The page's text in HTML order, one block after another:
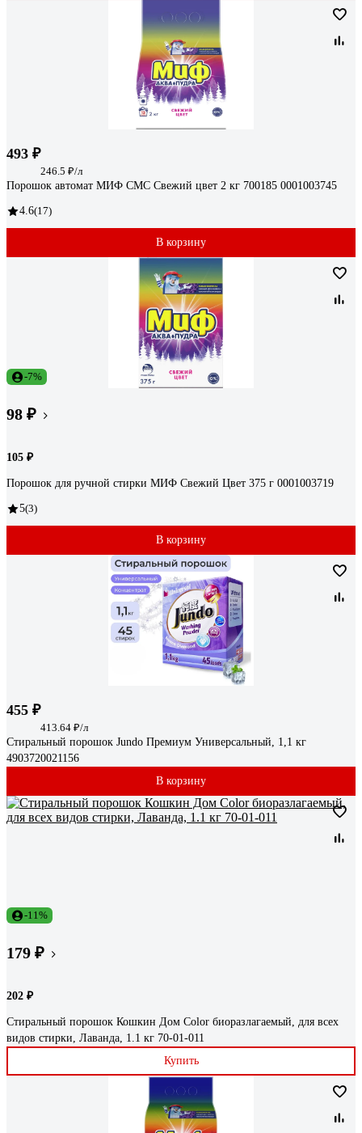
493 ₽
246.5 ₽/л
Порошок автомат МИФ СМС Cвежий цвет 2 кг 700185 0001003745
4.6(17)
В корзину
-7%
98 ₽
105 ₽
Порошок для ручной стирки МИФ Свежий Цвет 375 г 0001003719
5(3)
В корзину
455 ₽
413.64 ₽/л
Стиральный порошок Jundo Премиум Универсальный, 1,1 кг
4903720021156
В корзину
-11%
179 ₽
202 ₽
Стиральный порошок Кошкин Дом Color биоразлагаемый, для всех
видов стирки, Лаванда, 1.1 кг 70-01-011
Купить